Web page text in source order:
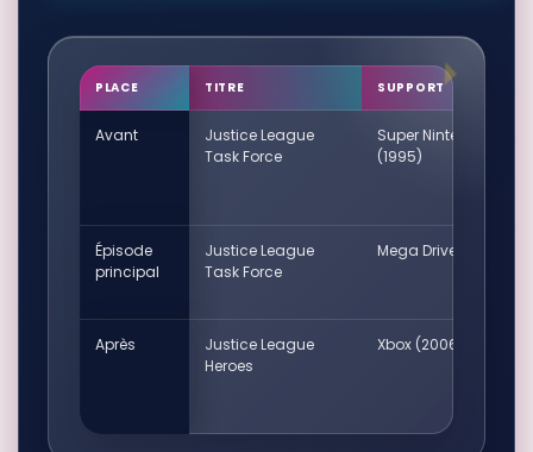
PLACE TITRE SUPPORT
Avant
Justice League
Task Force
Super Nintendo
(1995)
Épisode
principal
Justice League
Task Force
Mega Drive PAL
Après
Justice League
Heroes
Xbox (2006)